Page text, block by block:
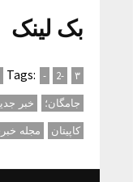
بک لینک
Tags: - 2- ۳
جامگان؛
خبر
کاپیتان
مجله